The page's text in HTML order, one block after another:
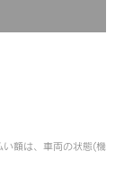
額は、車両の状態(機